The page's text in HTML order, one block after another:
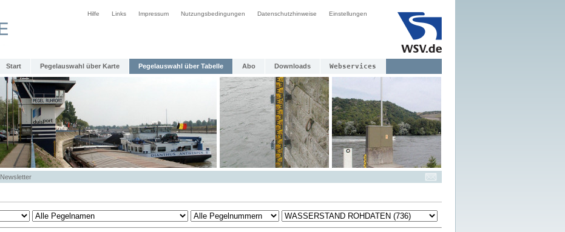
Hilfe Links Impressum Nutzungsbedingungen Datenschutzhinweise Einstellungen
Start Pegelauswahl über Karte Pegelauswahl über Tabelle Abo Downloads Webservices
Newsletter